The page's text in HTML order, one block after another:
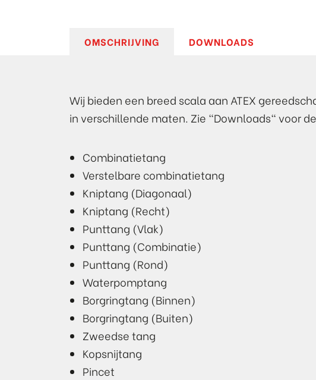
OMSCHRIJVING DOWNLOADS
Wij bieden een breed scala aan ATEX
in verschillende maten. Zie "Downloads" voor
Combinatietang
Verstelbare combinatietang
Kniptang (Diagonaal)
Kniptang (Recht)
Punttang (Vlak)
Punttang (Combinatie)
Punttang (Rond)
Waterpomptang
Borgringtang (Binnen)
Borgringtang (Buiten)
Zweedse tang
Kopsnijtang
Pincet